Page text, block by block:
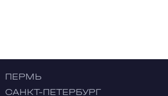
ПЕРМЬ
САНКТ-ПЕТЕРБУРГ